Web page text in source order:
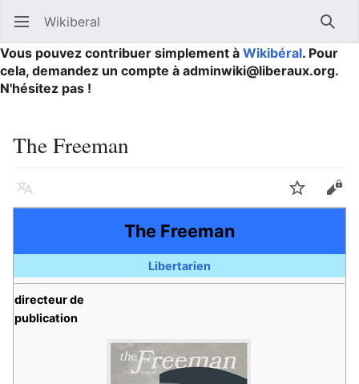
Ouvrir le menu principal Wikiberal
Vous pouvez contribuer simplement à Wikibéral. Pour
cela, demandez un compte à adminwiki@liberaux.org.
N'hésitez pas !
The Freeman
Langue Suivre
The Freeman
Libertarien
directeur de
publication